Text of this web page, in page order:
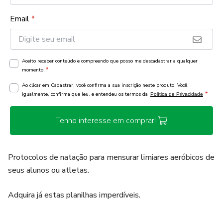
Email*
Aceito receber conteúdo e compreendo que posso me descadastrar a qualquer
momento. *
Ao clicar em Cadastrar, você confirma a sua inscrição neste produto. Você,
igualmente, confirma que leu, e entendeu os termos da Política de Privacidade *
Tenho interesse em comprar!
Protocolos de natação para mensurar limiares aeróbicos de
seus alunos ou atletas.
Adquira já estas planilhas imperdíveis.